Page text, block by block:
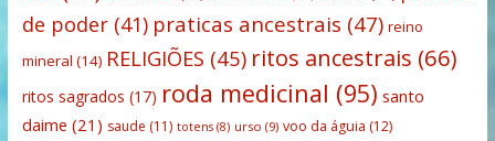
de poder(41) praticas ancestrais (47) reino
mineral (14) RELIGIÕES (45) ritos ancestrais (66)
ritos sagrados (17) roda medicinal (95) santo
daime (21) saude (11) totens(8) urso (9) voo da águia (12)